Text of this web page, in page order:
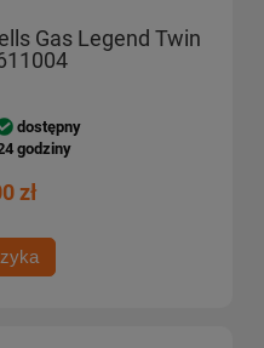
Gas Legend Twin
dostępny
godziny
zł